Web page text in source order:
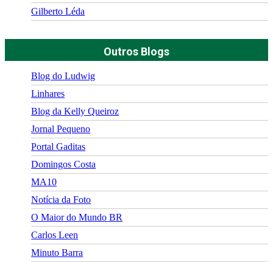
Gilberto Léda
Outros Blogs
Blog do Ludwig
Linhares
Blog da Kelly Queiroz
Jornal Pequeno
Portal Gaditas
Domingos Costa
MA10
Notícia da Foto
O Maior do Mundo BR
Carlos Leen
Minuto Barra